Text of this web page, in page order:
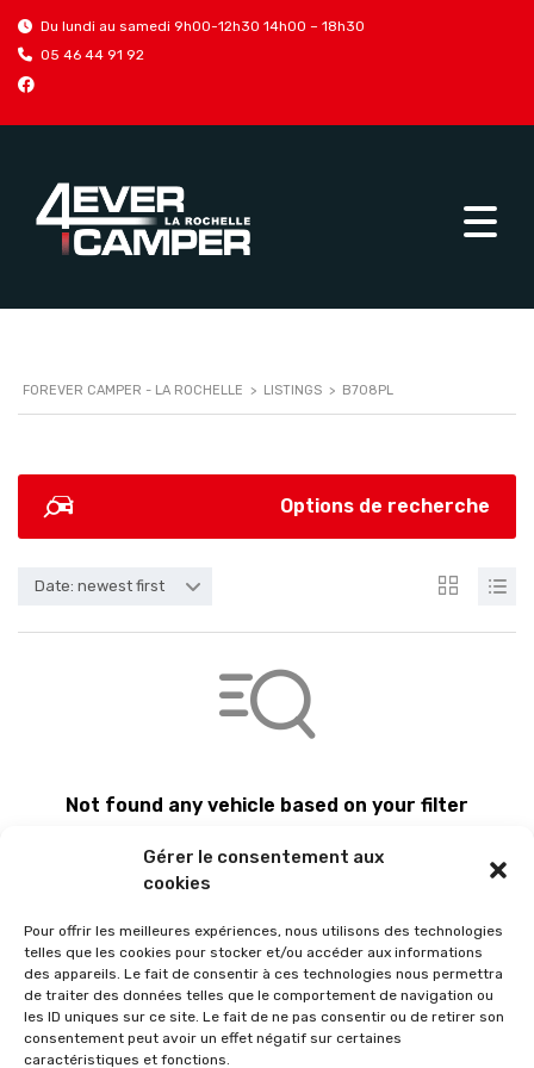
Gérer le consentement aux
cookies
Pour offrir les meilleures expériences, nous utilisons des technologies
telles que les cookies pour stocker et/ou accéder aux informations
des appareils. Le fait de consentir à ces technologies nous permettra
de traiter des données telles que le comportement de navigation ou
les ID uniques sur ce site. Le fait de ne pas consentir ou de retirer son
consentement peut avoir un effet négatif sur certaines
caractéristiques et fonctions.
Du lundi au samedi 9h00-12h30 14h00 – 18h30
05 46 44 91 92
FOREVER CAMPER - LA ROCHELLE > LISTINGS > B708PL
Options de recherche
Date: newest first
Not found any vehicle based on your filter